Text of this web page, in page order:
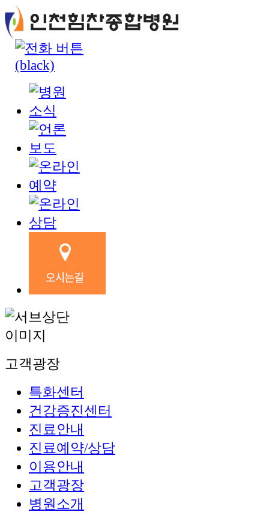
고객광장
특화센터
건강증진센터
진료안내
진료예약/상담
이용안내
고객광장
병원소개